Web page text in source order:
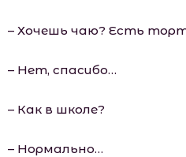
– Хочешь чаю? Есть
– Нет, спасибо…
– Как в школе?
– Нормально…